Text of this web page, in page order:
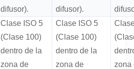
difusor).
difusor).
Clase ISO 5
(Clase 100)
dentro de la
zona de
Clase ISO 5
(Clase 100)
dentro de la
zona de
zona